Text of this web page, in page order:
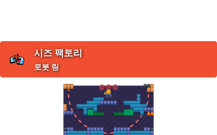
시즈 팩토리
로봇 링